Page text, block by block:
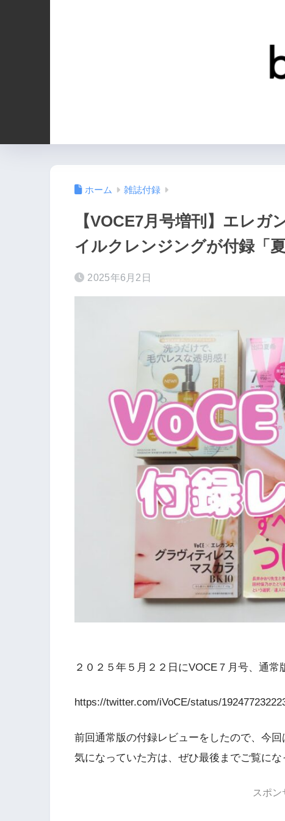
ホーム 雑誌付録
【VOCE7月号増刊】エレ
イルクレンジングが付録「
2025年6月2日
２０２５年５月２２日にVOCE７月号、通常
https://twitter.com/iVoCE/status/
前回通常版の付録レビューをしたので、今
気になっていた方は、ぜひ最後までご覧にな
スポン